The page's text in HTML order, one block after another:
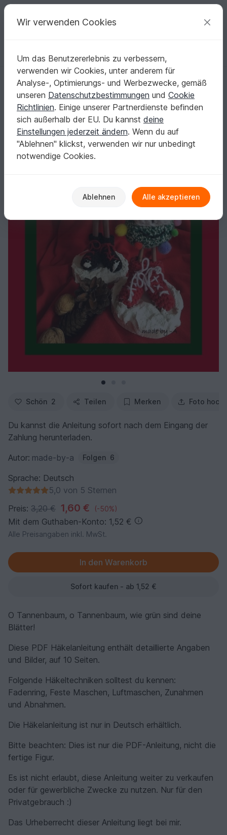
Deine kreativen Ideen
Deutsch | € (EUR) einloggen Kostenlos registrieren
Startseite Häkeln Festlichkeiten Weihnachten
Tannenbaum
Tannenbaum
Schön 2 Teilen Merken Foto
Du kannst die Anleitung sofort nach dem Eingang der
Zahlung herunterladen.
Autor: made-by-a Folgen 6
Sprache: Deutsch
5,0 von 5 Sternen
Preis: 3,20 € 1,60 € (-50%)
Mit dem Guthaben-Konto: 1,52 €
Alle Preisangaben inkl. MwSt.
Sofort kaufen - ab 1,52 €
O Tannenbaum, o Tannenbaum, wie grün sind deine
Blätter!
Diese PDF Häkelanleitung enthält detaillierte Angaben
und Bilder, auf 10 Seiten.
Folgende Häkeltechniken solltest du kennen:
Fadenring, Feste Maschen, Luftmaschen, Zunahmen
und Abnahmen.
Die Häkelanleitung ist nur in Deutsch erhältlich.
Bitte beachten: Dies ist nur die PDF-Anleitung, nicht die
fertige Figur.
Es ist nicht erlaubt, diese Anleitung weiter zu verkaufen
oder für gewerbliche Zwecke zu nutzen. Nur für den
Privatgebrauch :)
Das Urheberrecht dieser Anleitung liegt bei mir.
Wir verwenden Cookies
Um das Benutzererlebnis zu verbessern,
verwenden wir Cookies, unter anderem für
Analyse-, Optimierungs- und Werbezwecke, gemäß
unseren Datenschutzbestimmungen und Cookie
Richtlinien. Einige unserer Partnerdienste befinden
sich außerhalb der EU. Du kannst deine
Einstellungen jederzeit ändern. Wenn du auf
"Ablehnen" klickst, verwenden wir nur unbedingt
notwendige Cookies.
Ablehnen Alle akzeptieren